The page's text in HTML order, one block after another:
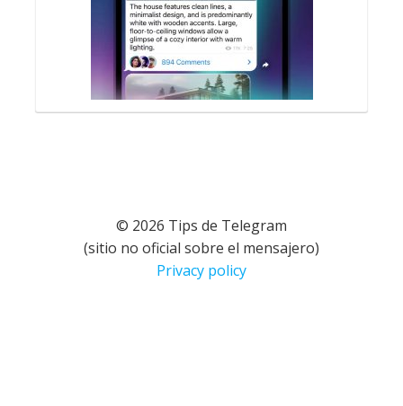
© 2026 Tips de Telegram
(sitio no oficial sobre el mensajero)
Privacy policy